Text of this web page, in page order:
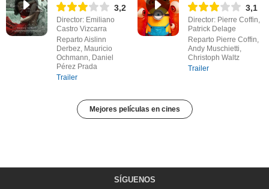
3,2
Director: Emiliano
Castro Vizcarra
Reparto Aislinn
Derbez, Mauricio
Ochmann, Daniel
Pérez Prada
Trailer
3,1
Director: Pierre Coffin,
Patrick Delage
Reparto Pierre Coffin,
Andy Muschietti,
Christoph Waltz
Trailer
Mejores películas en cines
SÍGUENOS